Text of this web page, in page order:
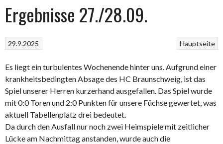
Ergebnisse 27./28.09.
Hauptseite
29.9.2025
Es liegt ein turbulentes Wochenende hinter uns. Aufgrund einer
krankheitsbedingten Absage des HC Braunschweig, ist das
Spiel unserer Herren kurzerhand ausgefallen. Das Spiel wurde
mit 0:0 Toren und 2:0 Punkten für unsere Füchse gewertet, was
aktuell Tabellenplatz drei bedeutet.
Da durch den Ausfall nur noch zwei Heimspiele mit zeitlicher
Lücke am Nachmittag anstanden, wurde auch die